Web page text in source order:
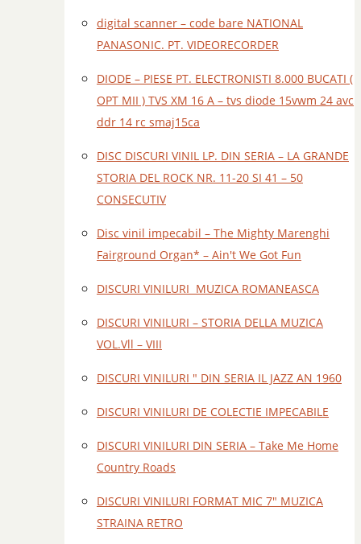
digital scanner – code bare NATIONAL
PANASONIC. PT. VIDEORECORDER
DIODE – PIESE PT. ELECTRONISTI 8.000 BUCATI (
OPT MII ) TVS XM 16 A – tvs diode 15vwm 24 avc
ddr 14 rc smaj15ca
DISC DISCURI VINIL LP. DIN SERIA – LA GRANDE
STORIA DEL ROCK NR. 11-20 SI 41 – 50
CONSECUTIV
Disc vinil impecabil – The Mighty Marenghi
Fairground Organ* – Ain't We Got Fun
DISCURI VINILURI MUZICA ROMANEASCA
DISCURI VINILURI – STORIA DELLA MUZICA
VOL.Vll – VIII
DISCURI VINILURI " DIN SERIA IL JAZZ AN 1960
DISCURI VINILURI DE COLECTIE IMPECABILE
DISCURI VINILURI DIN SERIA – Take Me Home
Country Roads
DISCURI VINILURI FORMAT MIC 7" MUZICA
STRAINA RETRO